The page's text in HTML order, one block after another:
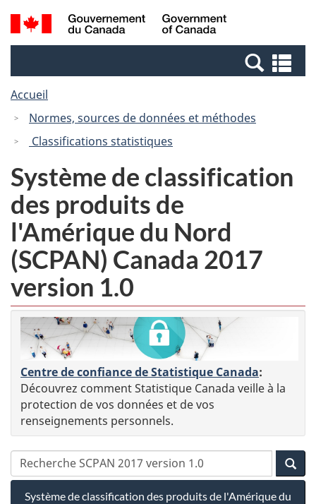
Passer
au
Passer
à
Canada
Recherche
et
et
Accueil
Normes, sources de données et méthodes
Classifications statistiques
Système de classification
des produits de
l'Amérique du Nord
(SCPAN) Canada 2017
version 1.0
Centre de confiance de Statistique Canada:
Découvrez comment Statistique Canada veille à la
protection de vos données et de vos
renseignements personnels.
Système de classification des produits de l'Amérique du